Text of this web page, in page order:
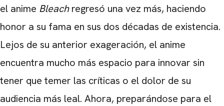
el anime Bleachregresó una vez más, haciendo
honor a su fama en sus dos décadas de existencia.
Lejos de su anterior exageración, el anime
encuentra mucho más espacio para innovar sin
tener que temer las críticas o el dolor de su
audiencia más leal. Ahora, preparándose para el